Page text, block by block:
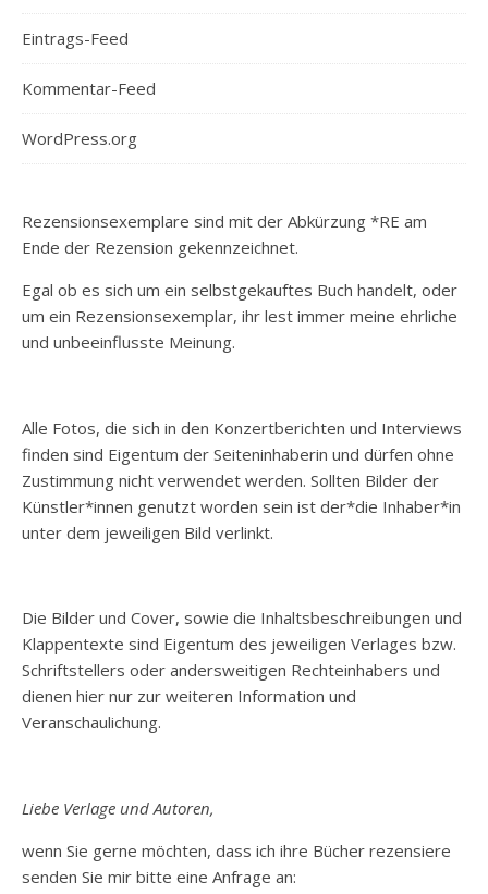
Eintrags-Feed
Kommentar-Feed
WordPress.org
Rezensionsexemplare sind mit der Abkürzung *RE am
Ende der Rezension gekennzeichnet.
Egal ob es sich um ein selbstgekauftes Buch handelt, oder
um ein Rezensionsexemplar, ihr lest immer meine ehrliche
und unbeeinflusste Meinung.
Alle Fotos, die sich in den Konzertberichten und Interviews
finden sind Eigentum der Seiteninhaberin und dürfen ohne
Zustimmung nicht verwendet werden. Sollten Bilder der
Künstler*innen genutzt worden sein ist der*die Inhaber*in
unter dem jeweiligen Bild verlinkt.
Die Bilder und Cover, sowie die Inhaltsbeschreibungen und
Klappentexte sind Eigentum des jeweiligen Verlages bzw.
Schriftstellers oder andersweitigen Rechteinhabers und
dienen hier nur zur weiteren Information und
Veranschaulichung.
Liebe Verlage und Autoren,
wenn Sie gerne möchten, dass ich ihre Bücher rezensiere
senden Sie mir bitte eine Anfrage an: